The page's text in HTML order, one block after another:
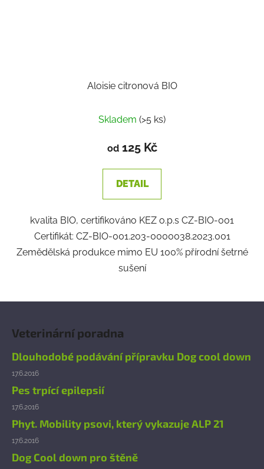
Aloisie citronová BIO
Skladem (>5 ks)
od125 Kč
DETAIL
kvalita BIO, certifikováno KEZ o.p.s CZ-BIO-001
Certifikát: CZ-BIO-001.203-0000038.2023.001
Zemědělská produkce mimo EU 100% přírodní šetrné
sušení
Veterinární poradna
Dlouhodobé podávání přípravku Dog cool down
17.6.2016
Pes trpící epilepsií
17.6.2016
Phyt. Mobility psovi, který vykazuje ALP 21
17.6.2016
Dog Cool down pro štěně